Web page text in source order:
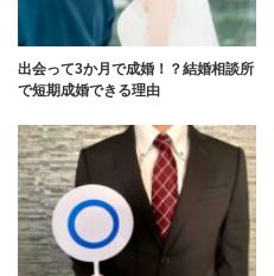
出会って3か月で成婚！？結婚相談所
で短期成婚できる理由